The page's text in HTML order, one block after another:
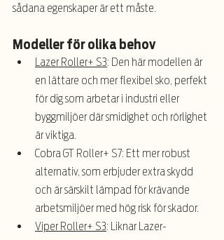
sådana egenskaper är ett måste.
Modeller för olika behov
Lazer Roller+ S3: Den här modellen är
en lättare och mer flexibel sko, perfekt
för dig som arbetar i industri eller
byggmiljöer där smidighet och rörlighet
är viktiga.
Cobra GT Roller+ S7: Ett mer robust
alternativ, som erbjuder extra skydd
och är särskilt lämpad för krävande
arbetsmiljöer med hög risk för skador.
Viper Roller+ S3: Liknar Lazer-